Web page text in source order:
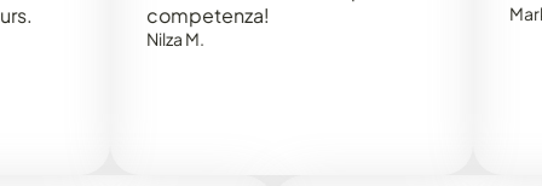
competenza!
Mark N.